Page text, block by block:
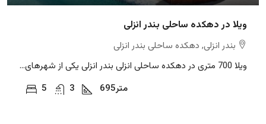
ویلا در دهکده ساحلی بندر انزلی
بندر انزلی, دهکده ساحلی بندر انزلی
ویلا 700 متری در دهکده ساحلی انزلی بندر انزلی یکی از شهرهای...
5
3 695متر